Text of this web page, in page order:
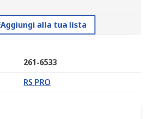
Aggiungi alla tua lista
261-6533
RS PRO